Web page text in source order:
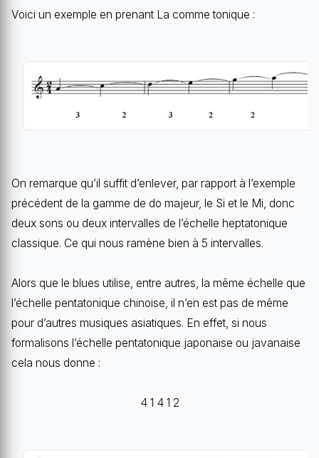
Voici un exemple en prenant La comme tonique :
On remarque qu’il suffit d’enlever, par rapport à l’exemple
précédent de la gamme de do majeur, le Si et le Mi, donc
deux sons ou deux intervalles de l’échelle heptatonique
classique. Ce qui nous ramène bien à 5 intervalles.
Alors que le blues utilise, entre autres, la même échelle que
l’échelle pentatonique chinoise, il n’en est pas de même
pour d’autres musiques asiatiques. En effet, si nous
formalisons l’échelle pentatonique japonaise ou javanaise
cela nous donne :
4 1 4 1 2